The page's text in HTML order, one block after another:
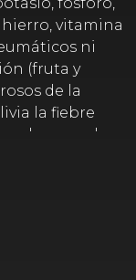
vitamina
ni
(fruta y
de la
la fiebre
son el